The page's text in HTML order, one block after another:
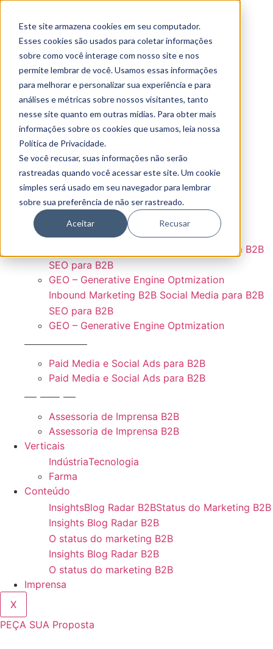
Este site armazena cookies em seu computador.
Esses cookies são usados para coletar informações
sobre como você interage com nosso site e nos
permite lembrar de você. Usamos essas informações
para melhorar e personalizar sua experiência e para
análises e métricas sobre nossos visitantes, tanto
nesse site quanto em outras mídias. Para obter mais
informações sobre os cookies que usamos, leia nossa
Política de Privacidade.
Se você recusar, suas informações não serão
rastreadas quando você acessar este site. Um cookie
simples será usado em seu navegador para lembrar
sobre sua preferência de não ser rastreado.
Aceitar Recusar
Conheça
Sobre NósClientes
Serviços
Tech Stack
Implantação de CRM
Digital Analytics
Automação de Marketing
Implantação de CRM
Web Dev
Estratégias Digitais
Social Media para B2B
SEO para B2B
GEO – Generative Engine Optmization
Inbound Marketing B2B Social Media para B2B
SEO para B2B
GEO – Generative Engine Optmization
Paid Media e Social Ads para B2B
Paid Media e Social Ads para B2B
Assessoria de Imprensa B2B
Assessoria de Imprensa B2B
Verticais
IndústriaTecnologia
Farma
Conteúdo
InsightsBlog Radar B2BStatus do Marketing B2B
Insights Blog Radar B2B
O status do marketing B2B
Insights Blog Radar B2B
O status do marketing B2B
Imprensa
X
PEÇA SUA Proposta